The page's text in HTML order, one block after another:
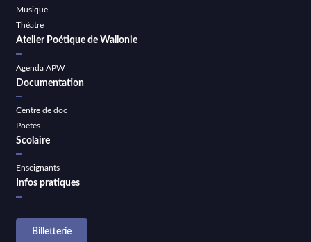
Musique
Théatre
Atelier Poétique de Wallonie
Agenda APW
Documentation
Centre de doc
Poètes
Scolaire
Enseignants
Infos pratiques
Billetterie